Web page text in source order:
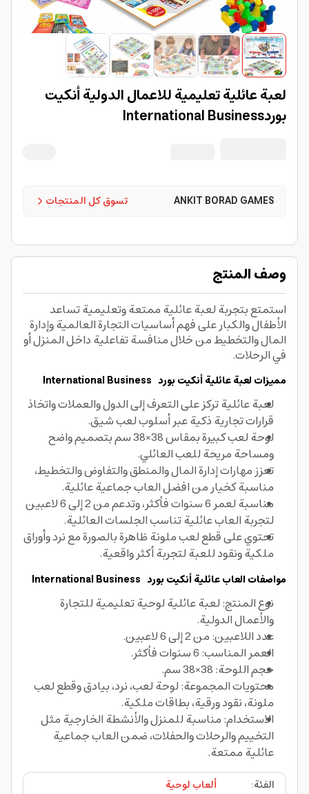
لعبة عائلية تعليمية للاعمال الدولية أنكيت
بوردInternational Business
تسوق كل المنتجات ANKIT BORAD GAMES
وصف المنتج
استمتع بتجربة لعبة عائلية ممتعة وتعليمية تساعد
الأطفال والكبار على فهم أساسيات التجارة العالمية وإدارة
المال والتخطيط من خلال منافسة تفاعلية داخل المنزل أو
في الرحلات.
مميزات لعبة عائليةأنكيت بورد
لعبة عائلية تركز على التعرف إلى الدول والعملات واتخاذ
قرارات تجارية ذكية عبر أسلوب لعب شيق.
لوحة لعب كبيرة بمقاس 38×38 سم بتصميم واضح
ومساحة مريحة للعب العائلي.
تعزز مهارات إدارة المال والمنطق والتفاوض والتخطيط،
مناسبة كخيار من افضل العاب جماعية عائلية.
مناسبة لعمر 6 سنوات فأكثر، وتدعم من 2 إلى 6 لاعبين
لتجربة العاب عائلية تناسب الجلسات العائلية.
تحتوي على قطع لعب ملونة ظاهرة بالصورة مع نرد وأوراق
ملكية ونقود للعبة لتجربة أكثر واقعية.
مواصفات العاب عائليةأنكيت بورد
نوع المنتج: لعبة عائلية لوحية تعليمية للتجارة
والأعمال الدولية.
عدد اللاعبين: من 2 إلى 6 لاعبين.
العمر المناسب: 6 سنوات فأكثر.
حجم اللوحة: 38×38 سم.
محتويات المجموعة: لوحة لعب، نرد، بيادق وقطع لعب
ملونة، نقود ورقية، بطاقات ملكية.
الاستخدام: مناسبة للمنزل والأنشطة الخارجية مثل
التخييم والرحلات والحفلات، ضمن العاب جماعية
عائلية ممتعة.
الفئة: ألعاب لوحية